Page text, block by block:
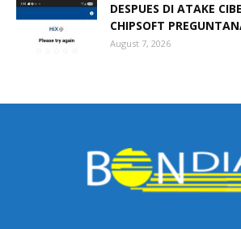
DESPUES DI ATAKE
CHIPSOFT
August 7, 2026